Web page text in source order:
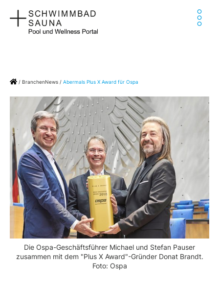
Inhalt
springen
Home
/ BranchenNews / Abermals Plus X Award für Ospa
Die Ospa-Geschäftsführer Michael und Stefan Pauser
zusammen mit dem "Plus X Award"-Gründer Donat Brandt.
Foto: Ospa